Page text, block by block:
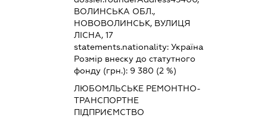
ВОЛИНСЬКА ОБЛ.,
НОВОВОЛИНСЬК, ВУЛИЦЯ
ЛІСНА, 17
statements.nationality: Україна
Розмір внеску до статутного
фонду (грн.): 9 380 (2 %)
ЛЮБОМЛЬСЬКЕ РЕМОНТНО-
ТРАНСПОРТНЕ
ПІДПРИЄМСТВО